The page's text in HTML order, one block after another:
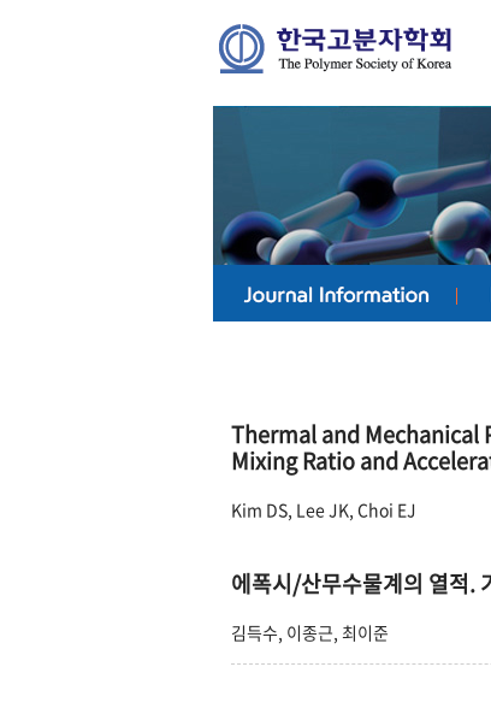
Thermal and Mechanical
Mixing Ratio and
Kim DS, Lee JK, Choi EJ
에폭시/산무수물계의 열적.
김득수, 이종근, 최이준